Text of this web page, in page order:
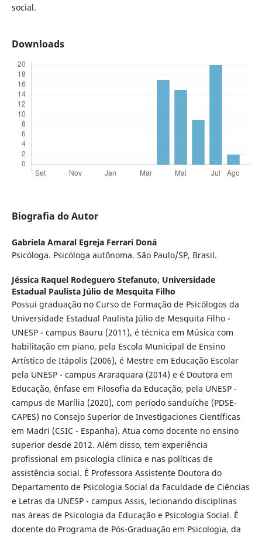
social.
Downloads
Biografia do Autor
Gabriela Amaral Egreja Ferrari Doná
Psicóloga. Psicóloga autônoma. São Paulo/SP, Brasil.
Jéssica Raquel Rodeguero Stefanuto, Universidade
Estadual Paulista Júlio de Mesquita Filho
Possui graduação no Curso de Formação de Psicólogos da
Universidade Estadual Paulista Júlio de Mesquita Filho -
UNESP - campus Bauru (2011), é técnica em Música com
habilitação em piano, pela Escola Municipal de Ensino
Artístico de Itápolis (2006), é Mestre em Educação Escolar
pela UNESP - campus Araraquara (2014) e é Doutora em
Educação, ênfase em Filosofia da Educação, pela UNESP -
campus de Marília (2020), com período sanduíche (PDSE-
CAPES) no Consejo Superior de Investigaciones Científicas
em Madri (CSIC - Espanha). Atua como docente no ensino
superior desde 2012. Além disso, tem experiência
profissional em psicologia clínica e nas políticas de
assistência social. É Professora Assistente Doutora do
Departamento de Psicologia Social da Faculdade de Ciências
e Letras da UNESP - campus Assis, lecionando disciplinas
nas áreas de Psicologia da Educação e Psicologia Social. É
docente do Programa de Pós-Graduação em Psicologia, da